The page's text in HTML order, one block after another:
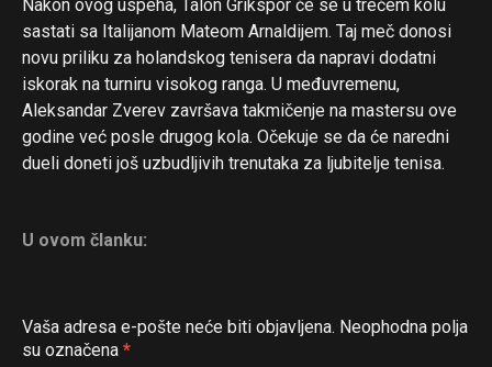
Nakon ovog uspeha, Talon Grikspor će se u trećem kolu
sastati sa Italijanom Mateom Arnaldijem. Taj meč donosi
novu priliku za holandskog tenisera da napravi dodatni
iskorak na turniru visokog ranga. U međuvremenu,
Aleksandar Zverev završava takmičenje na mastersu ove
godine već posle drugog kola. Očekuje se da će naredni
dueli doneti još uzbudljivih trenutaka za ljubitelje tenisa.
U ovom članku:
Vaša adresa e-pošte neće biti objavljena. Neophodna polja
su označena *